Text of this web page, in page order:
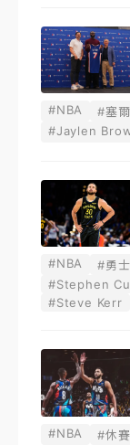
#NBA #塞
#Jaylen
#NBA #勇士
#Stephen
#Steve Kerr
#NBA #休